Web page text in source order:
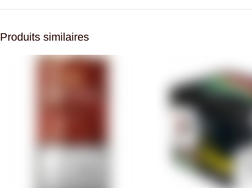
Produits similaires